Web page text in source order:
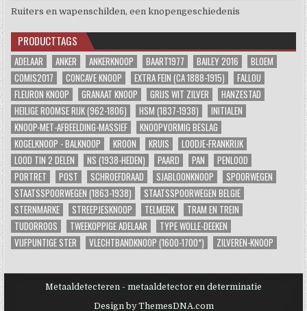
Ruiters en wapenschilden, een knopengeschiedenis
PRODUCTTAGS
ADELAAR ANKER ANKERKNOOP BAART1977 BAILEY 2016
BLOEM
COMIS2017
CONCAVE KNOOP EXTRA FEIN (CA 1888-1915)
FALLOU
FLEURON KNOOP
GRANAAT KNOOP GRIJS WIT ZILVER
HANZESTAD
HEILIGE ROOMSE RIJK (962-1806)
HSM (1837-1938)
INITIALEN
KNOOP-MET-AFBEELDING-MASSIEF
KNOOPVORMIG BESLAG
KOGELKNOOP - BALKNOOP
KROON KRUIS
LOODJE-FRANKRIJK
LOOD TIN 2 DELEN
NS (1938-HEDEN) PAARD PAN
PENLOOD
PORTRET
POST SCHROEFDRAAD SJABLOONKNOOP
SPOORWEGEN
STAATSSPOORWEGEN (1863-1938)
STAATSSPOORWEGEN BELGIE
STERNMARKE
STREEPJESKNOOP TELMERK
TRAM EN TREIN
TUDORROOS
TWEEKOPPIGE ADELAAR
TYPE WOLLE-DEEKEN
VIJFPUNTIGE STER
VLECHTBANDKNOOP (1600-1700*) ZILVEREN-KNOOP
Metaaldetecteren - metaaldetector en determinatie
Design by ThemesDNA.com